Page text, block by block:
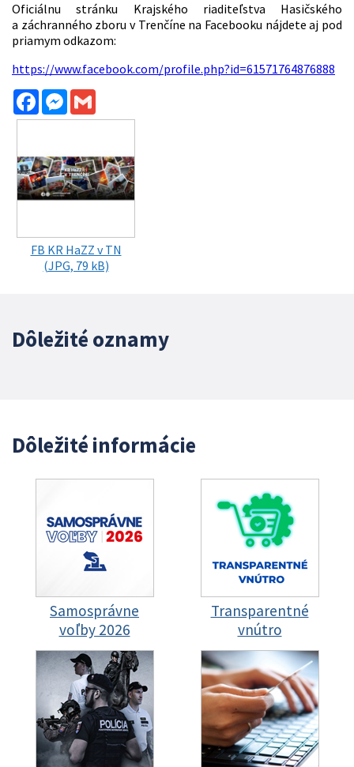
Oficiálnu stránku Krajského riaditeľstva Hasičského
a záchranného zboru v Trenčíne na Facebooku nájdete aj pod
priamym odkazom:
https://www.facebook.com/profile.php?id=61571764876888
FacebookMessenger
FB KR HaZZ v TN
(JPG, 79 kB)
Dôležité oznamy
Dôležité informácie
Samosprávne
voľby 2026
Transparentné
vnútro